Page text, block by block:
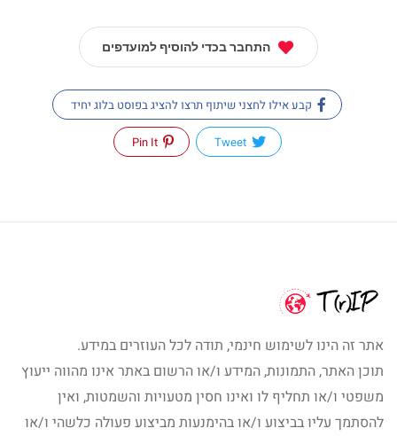
התחבר בכדי להוסיף למועדפים
קבע אילו לחצני שיתוף תרצו להציג בפוסט בלוג יחיד
Tweet
Pin It
אתר זה הינו לשימוש חינמי, תודה לכל העוזרים במידע.
תוכן האתר, התמונות, המידע ו/או הרשום באתר אינו מהווה ייעוץ
משפטי ו/או תחליף לו ואינו חסין מטעויות והשמטות, ואין
להסתמך עליו בביצוע ו/או בהימנעות מביצוע פעולה כלשהי ו/או